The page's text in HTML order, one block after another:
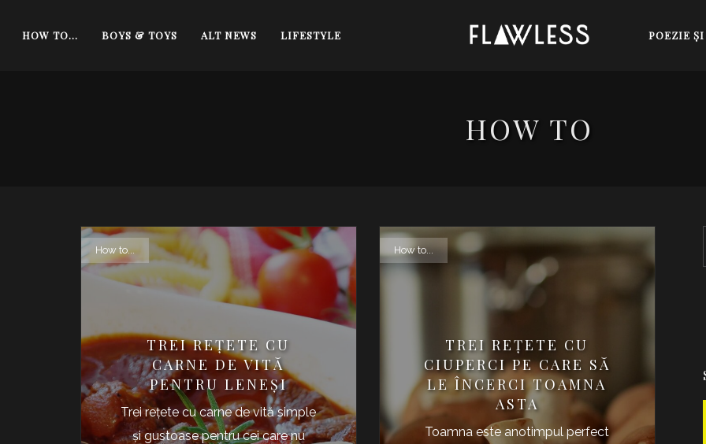
HOW TO… BOYS & TOYS ALT NEWS LIFESTYLE POEZIE ŞI
HOW TO
How to...
TREI REȚETE CU
CARNE DE VITĂ
PENTRU LENEȘI
Trei rețete cu carne de vită simple
și gustoase pentru cei care nu
How to...
TREI REȚETE CU
CIUPERCI PE CARE SĂ
LE ÎNCERCI TOAMNA
ASTA
Toamna este anotimpul perfect